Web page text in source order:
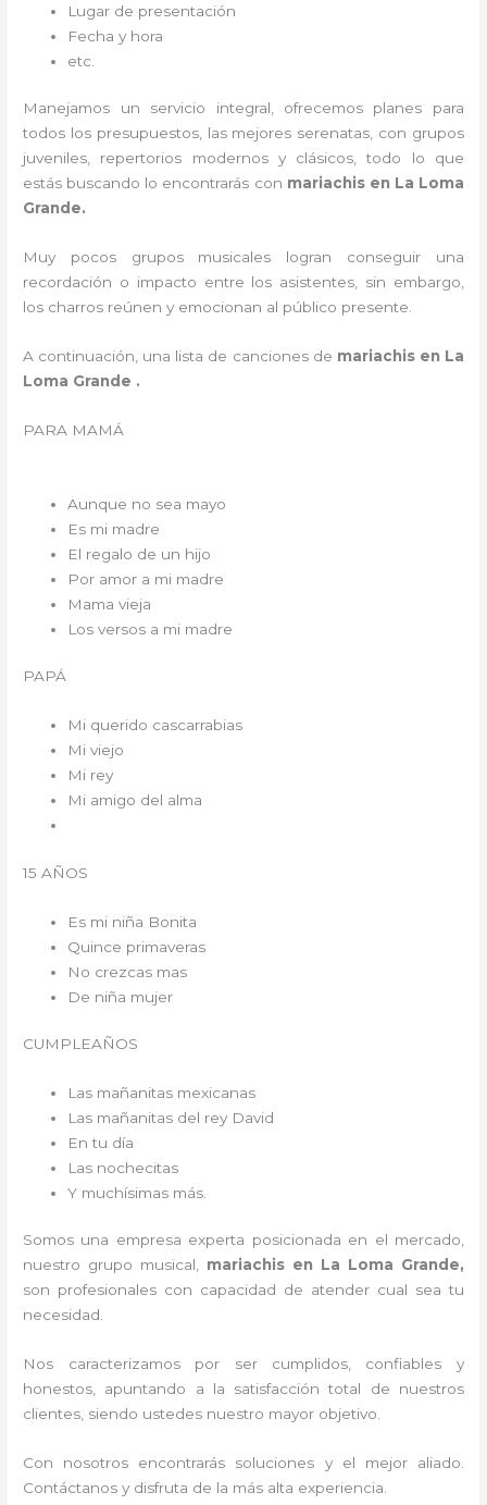
Lugar de presentación
Fecha y hora
etc.
Manejamos un servicio integral, ofrecemos planes para
todos los presupuestos, las mejores serenatas, con grupos
juveniles, repertorios modernos y clásicos, todo lo que
estás buscando lo encontrarás con mariachis en La Loma
Grande.
Muy pocos grupos musicales logran conseguir una
recordación o impacto entre los asistentes, sin embargo,
los charros reúnen y emocionan al público presente.
A continuación, una lista de canciones de mariachis en La
Loma Grande .
PARA MAMÁ
Aunque no sea mayo
Es mi madre
El regalo de un hijo
Por amor a mi madre
Mama vieja
Los versos a mi madre
PAPÁ
Mi querido cascarrabias
Mi viejo
Mi rey
Mi amigo del alma
15 AÑOS
Es mi niña Bonita
Quince primaveras
No crezcas mas
De niña mujer
CUMPLEAÑOS
Las mañanitas mexicanas
Las mañanitas del rey David
En tu día
Las nochecitas
Y muchísimas más.
Somos una empresa experta posicionada en el mercado,
nuestro grupo musical, mariachis en La Loma Grande,
son profesionales con capacidad de atender cual sea tu
necesidad.
Nos caracterizamos por ser cumplidos, confiables y
honestos, apuntando a la satisfacción total de nuestros
clientes, siendo ustedes nuestro mayor objetivo.
Con nosotros encontrarás soluciones y el mejor aliado.
Contáctanos y disfruta de la más alta experiencia.